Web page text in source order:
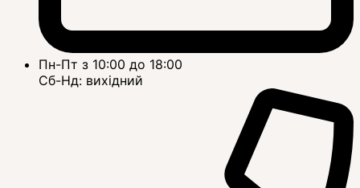
Пн-Пт з 10:00 до 18:00
Сб-Нд: вихідний